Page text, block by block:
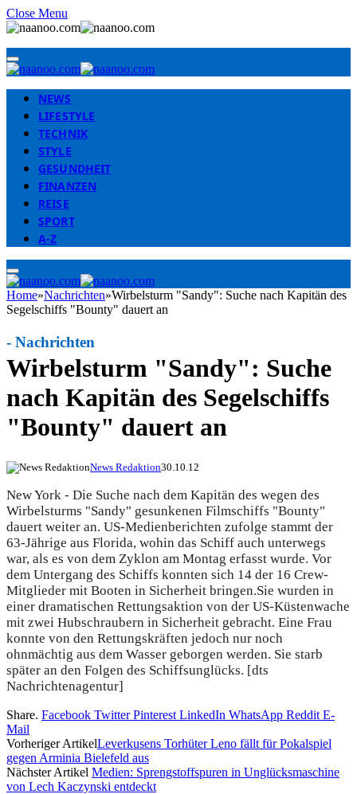
Close Menu
NEWS
LIFESTYLE
TECHNIK
STYLE
GESUNDHEIT
FINANZEN
REISE
SPORT
A-Z
Home»Nachrichten»Wirbelsturm "Sandy": Suche nach Kapitän des
Segelschiffs "Bounty" dauert an
Wirbelsturm "Sandy": Suche
nach Kapitän des Segelschiffs
"Bounty" dauert an
- Nachrichten
News Redaktion30.10.12
New York - Die Suche nach dem Kapitän des wegen des
Wirbelsturms "Sandy" gesunkenen Filmschiffs "Bounty"
dauert weiter an. US-Medienberichten zufolge stammt der
63-Jährige aus Florida, wohin das Schiff auch unterwegs
war, als es von dem Zyklon am Montag erfasst wurde. Vor
dem Untergang des Schiffs konnten sich 14 der 16 Crew-
Mitglieder mit Booten in Sicherheit bringen.Sie wurden in
einer dramatischen Rettungsaktion von der US-Küstenwache
mit zwei Hubschraubern in Sicherheit gebracht. Eine Frau
konnte von den Rettungskräften jedoch nur noch
ohnmächtig aus dem Wasser geborgen werden. Sie starb
später an den Folgen des Schiffsunglücks. [dts
Nachrichtenagentur]
Share. Facebook Twitter Pinterest LinkedIn WhatsApp Reddit E-
Mail
Vorheriger ArtikelLeverkusens Torhüter Leno fällt für Pokalspiel
gegen Arminia Bielefeld aus
Nächster Artikel Medien: Sprengstoffspuren in Unglücksmaschine
von Lech Kaczynski entdeckt